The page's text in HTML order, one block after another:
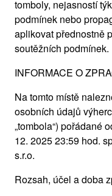
tomboly, nejasností
podmínek nebo
aplikovat přednostně
soutěžních podmínek.
INFORMACE O
Na tomto místě
osobních údajů
„tombola“) pořádané
12. 2025 23:59 hod.
s.r.o.
Rozsah, účel a doba